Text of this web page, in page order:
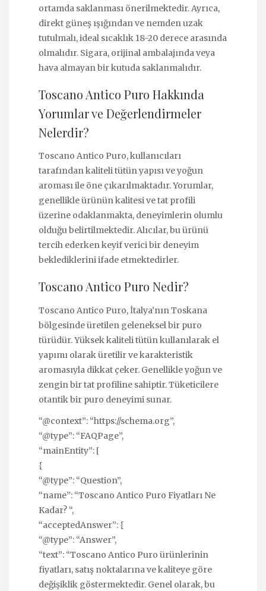
ortamda saklanması önerilmektedir. Ayrıca,
direkt güneş ışığından ve nemden uzak
tutulmalı, ideal sıcaklık 18-20 derece arasında
olmalıdır. Sigara, orijinal ambalajında veya
hava almayan bir kutuda saklanmalıdır.
Toscano Antico Puro Hakkında
Yorumlar ve Değerlendirmeler
Nelerdir?
Toscano Antico Puro, kullanıcıları
tarafından kaliteli tütün yapısı ve yoğun
aroması ile öne çıkarılmaktadır. Yorumlar,
genellikle ürünün kalitesi ve tat profili
üzerine odaklanmakta, deneyimlerin olumlu
olduğu belirtilmektedir. Alıcılar, bu ürünü
tercih ederken keyif verici bir deneyim
beklediklerini ifade etmektedirler.
Toscano Antico Puro Nedir?
Toscano Antico Puro, İtalya’nın Toskana
bölgesinde üretilen geleneksel bir puro
türüdür. Yüksek kaliteli tütün kullanılarak el
yapımı olarak üretilir ve karakteristik
aromasıyla dikkat çeker. Genellikle yoğun ve
zengin bir tat profiline sahiptir. Tüketicilere
otantik bir puro deneyimi sunar.
“@context”: “https://schema.org”,
“@type”: “FAQPage”,
“mainEntity”: [
{
“@type”: “Question”,
“name”: “Toscano Antico Puro Fiyatları Ne
Kadar? “,
“acceptedAnswer”: {
“@type”: “Answer”,
“text”: “Toscano Antico Puro ürünlerinin
fiyatları, satış noktalarına ve kaliteye göre
değişiklik göstermektedir. Genel olarak, bu